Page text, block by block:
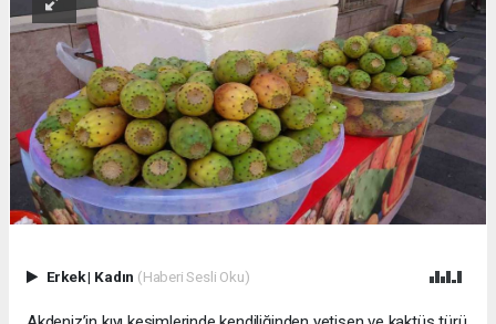
Erkek| Kadın (Haberi Sesli Oku)